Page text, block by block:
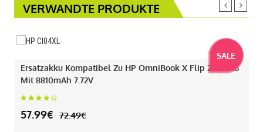
VERWANDTE PRODUKTE
SALE
Ersatzakku Kompatibel Zu HP OmniBook X Flip 2-IN-1 16
Mit 8810mAh 7.72V
57.99€ 72.49€